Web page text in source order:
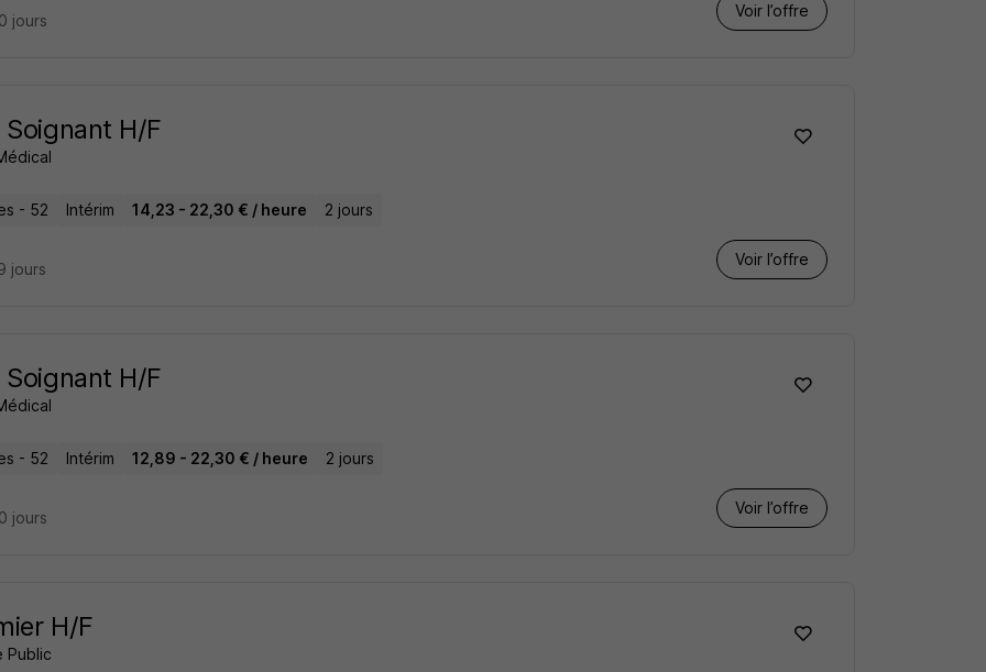
Voir l’offre
jours
Soignant H/F
- 52 Intérim 14,23 - 22,30 € / heure 2 jours
Voir l’offre
jours
Soignant H/F
- 52 Intérim 12,89 - 22,30 € / heure 2 jours
Voir l’offre
jours
H/F
Public